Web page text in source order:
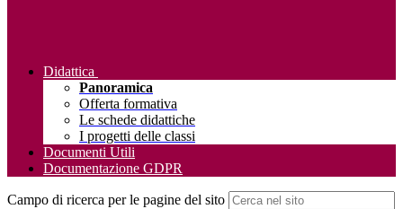
Didattica
Panoramica
Offerta formativa
Le schede didattiche
I progetti delle classi
Documenti Utili
Documentazione GDPR
Campo di ricerca per le pagine del sito